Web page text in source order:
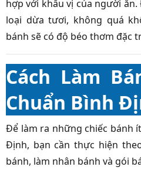
hợp với khẩu vị của người
loại dừa tươi, không quá
bánh sẽ có độ béo thơm đặc
Cách Làm
Chuẩn Bình
Để làm ra những chiếc bánh
Định, bạn cần thực hiện
bánh, làm nhân bánh và gói